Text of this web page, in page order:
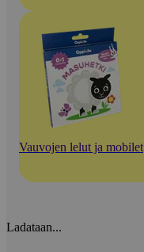
Vauvojen lelut ja mobilet
Ladataan...